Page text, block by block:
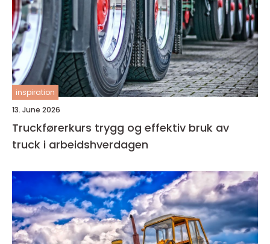
inspiration
13. June 2026
Truckførerkurs trygg og effektiv bruk av
truck i arbeidshverdagen